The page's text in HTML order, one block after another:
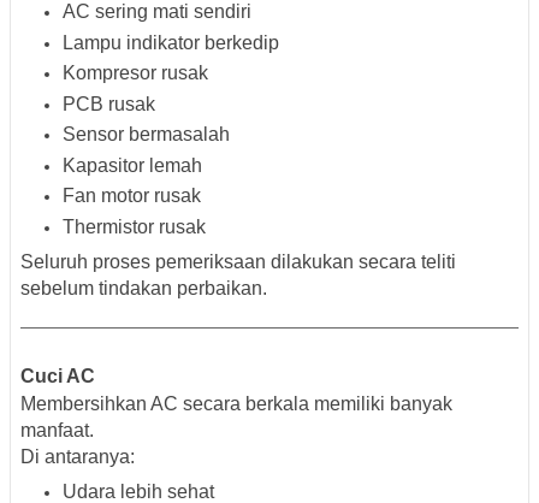
AC sering mati sendiri
Lampu indikator berkedip
Kompresor rusak
PCB rusak
Sensor bermasalah
Kapasitor lemah
Fan motor rusak
Thermistor rusak
Seluruh proses pemeriksaan dilakukan secara teliti
sebelum tindakan perbaikan.
Cuci AC
Membersihkan AC secara berkala memiliki banyak
manfaat.
Di antaranya:
Udara lebih sehat